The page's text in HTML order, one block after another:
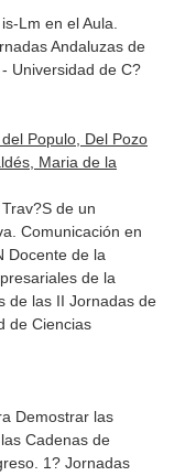
Lm en el Aula.
Andaluzas de
Universidad de C?
Populo, Del Pozo
Maria de la
de un
Comunicación en
Docente de la
de la
de las II Jornadas de
de Ciencias
Demostrar las
Cadenas de
1? Jornadas